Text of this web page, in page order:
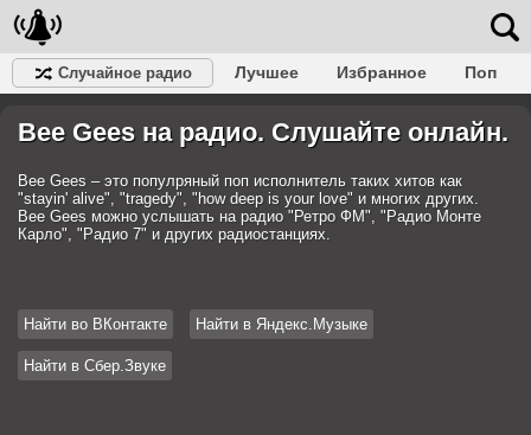
Случайное радио Лучшее Избранное
Поп
Разговорное
Рэп Транс Дип-хаус
Фолк
Bee Gees на радио. Слушайте онлайн.
Bee Gees – это популряный поп исполнитель таких хитов как
"stayin' alive", "tragedy", "how deep is your love" и многих других.
Bee Gees можно услышать на радио "Ретро ФМ", "Радио Монте
Карло", "Радио 7" и других радиостанциях.
Найти во ВКонтакте Найти в Яндекс.Музыке
Найти в Сбер.Звуке